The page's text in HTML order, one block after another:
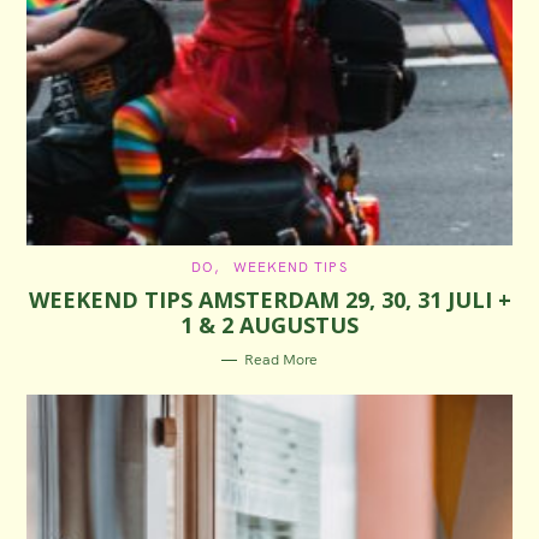
C
T
E
G
O
R
I
DO WEEKEND TIPS
WEEKEND TIPS AMSTERDAM 29, 30, 31 JULI +
1 & 2 AUGUSTUS
Read More